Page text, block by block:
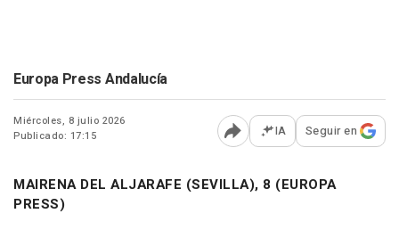
Europa Press Andalucía
Miércoles, 8 julio 2026
Publicado: 17:15
Abrir opciones para
IA Seguir en
MAIRENA DEL ALJARAFE (SEVILLA), 8 (EUROPA
PRESS)